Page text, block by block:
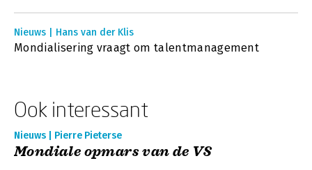
Nieuws | Hans van der Klis
Mondialisering vraagt om talentmanagement
Ook interessant
Nieuws | Pierre Pieterse
Mondiale opmars van de VS